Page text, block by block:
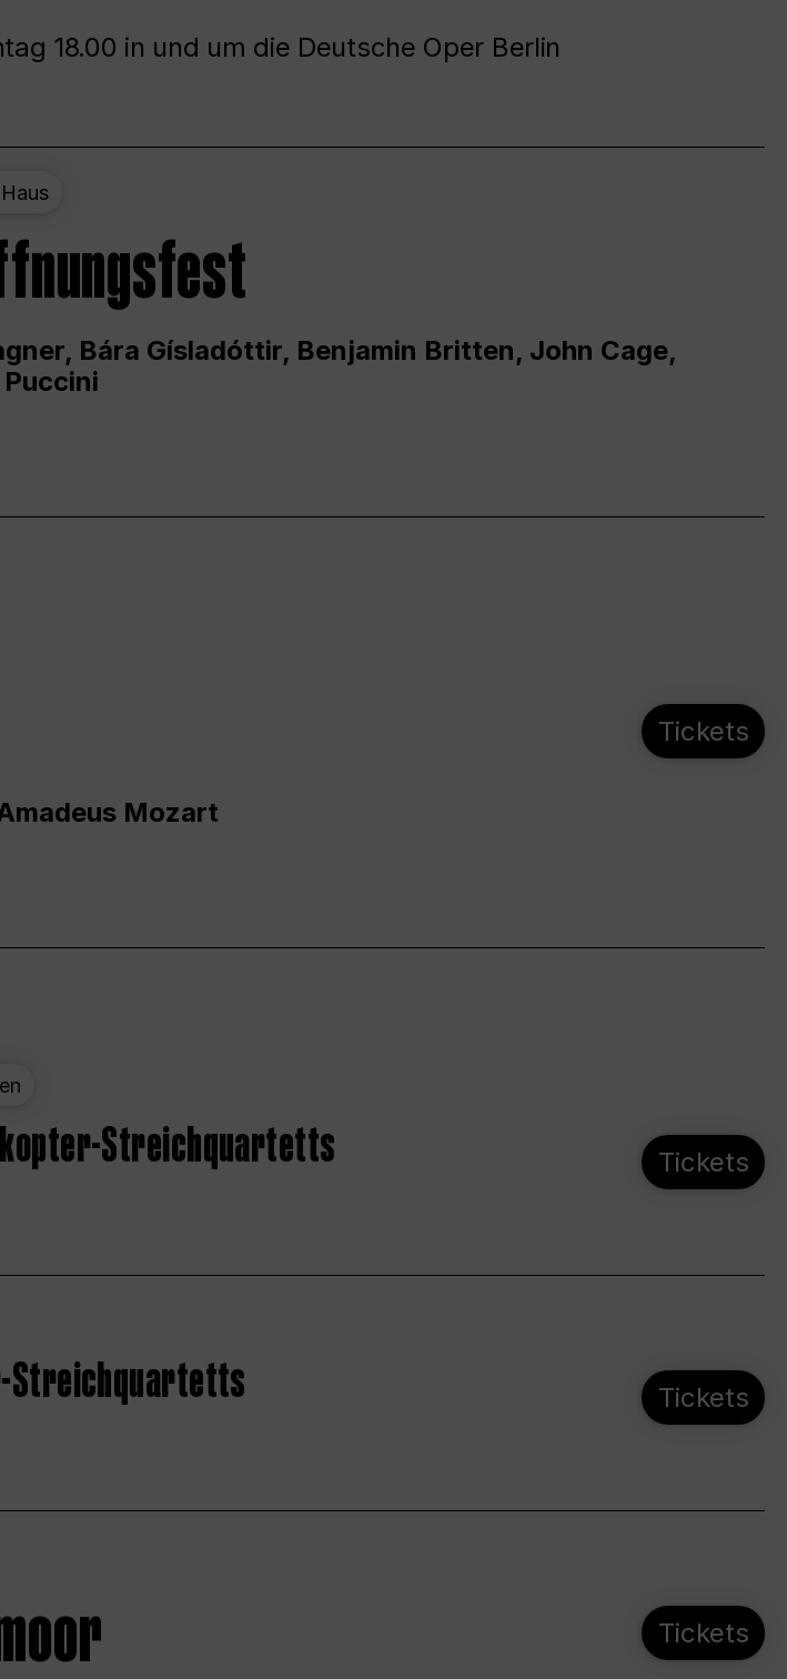
18.00 in und um die Deutsche Oper Berlin
Bára Gísladóttir, Benjamin Britten, John Cage,
Mozart
Tickets
Streichquartetts Tickets
Streichquartetts Tickets
Tickets